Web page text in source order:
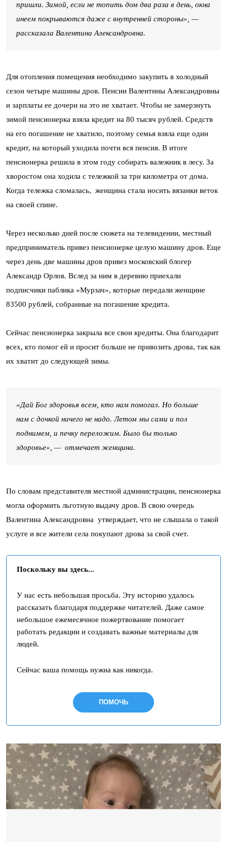
пришли. Зимой, если не топить дом два раза в день, окна
инеем покрываются даже с внутренней стороны», —
рассказала Валентина Александровна.
Для отопления помещения необходимо закупить в холодный
сезон четыре машины дров. Пенсии Валентины Александровны
и зарплаты ее дочери на это не хватает. Чтобы не замерзнуть
зимой пенсионерка взяла кредит на 80 тысяч рублей. Средств
на его погашение не хватило, поэтому семья взяла еще один
кредит, на который уходила почти вся пенсия. В итоге
пенсионерка решила в этом году собирать валежник в лесу. За
хворостом она ходила с тележкой за три километра от дома.
Когда тележка сломалась, женщина стала носить вязанки веток
на своей спине.
Через несколько дней после сюжета на телевидении, местный
предприниматель привез пенсионерке целую машину дров. Еще
через день две машины дров привез московский блогер
Александр Орлов. Вслед за ним в деревню приехали
подписчики паблика «Мурзач», которые передали женщине
83500 рублей, собранные на погашение кредита.
Сейчас пенсионерка закрыла все свои кредиты. Она благодарит
всех, кто помог ей и просит больше не привозить дрова, так как
их хватит до следующей зимы.
«Дай Бог здоровья всем, кто нам помогал. Но больше
нам с дочкой ничего не надо. Летом мы сами и пол
поднимем, и печку переложим. Было бы только
здоровье», — отмечает женщина.
По словам представителя местной администрации, пенсионерка
могла оформить льготную выдачу дров. В свою очередь
Валентина Александровна утверждает, что не слышала о такой
услуге и все жители села покупают дрова за свой счет.
Поскольку вы здесь...
У нас есть небольшая просьба. Эту историю удалось
рассказать благодаря поддержке читателей. Даже самое
небольшое ежемесячное пожертвование помогает
работать редакции и создавать важные материалы для
людей.
Сейчас ваша помощь нужна как никогда.
ПОМОЧЬ